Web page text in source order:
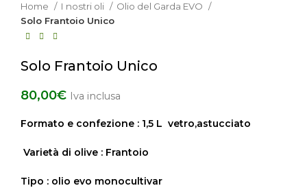
Home I nostri oli
Olio del Garda EVO
Solo Frantoio Unico
Solo Frantoio Unico
80,00€ Iva inclusa
Formato e confezione : 1,5 L vetro,astucciato
Varietà di olive : Frantoio
Tipo : olio evo monocultivar